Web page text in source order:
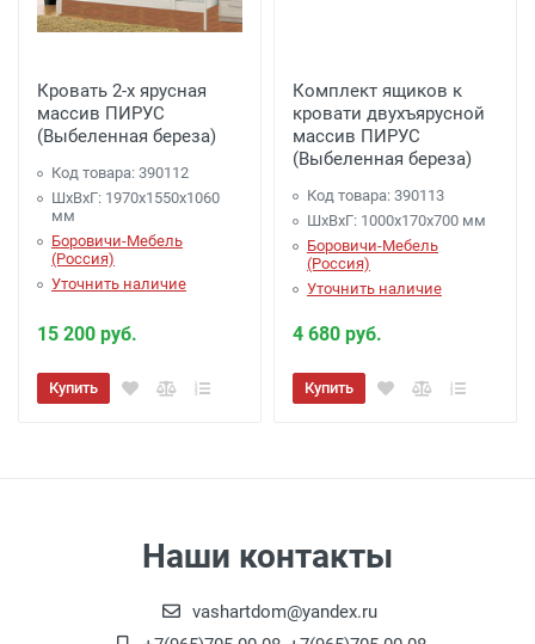
80 000 руб.- 1000 руб.
Подъем от 350 рублей этаж (включая
первый)
Подъем от 700 рублей при использовании
грузового лифта
Сборка мебели
Сборка: 10% от стоимости (но не менее 1500
рублей)
Кровать 2-х ярусная
массив ПИРУС
(Выбеленная береза)
Код товара: 390112
ШхВхГ: 1970х1550х1060
мм
Боровичи-Мебель
(Россия)
Уточнить наличие
15 200 руб.
Купить
Комплект ящиков к
кровати двухъярусной
массив ПИРУС
(Выбеленная береза)
Код товара: 390113
ШхВхГ: 1000х170х700 мм
Боровичи-Мебель
(Россия)
Уточнить наличие
4 680 руб.
Купить
Наши контакты
vashartdom@yandex.ru